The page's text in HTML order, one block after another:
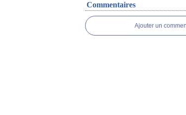
Commentaires
Ajouter un